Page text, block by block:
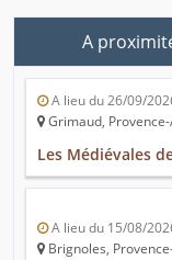
A
A lieu du 26/09/
Grimaud,
Les Médiévales
A lieu du 15/08/
Brignoles,